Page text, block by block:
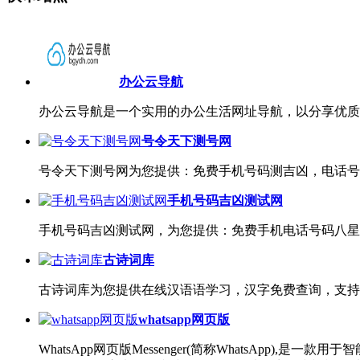
办公云导航
办公云导航是一个实用的办公生活网址导航，以分享优
号令天下测号网
号令天下测号网为您提供：免费手机号码测吉凶，电话
手机号码吉凶测试网
手机号码吉凶测试网，为您提供：免费手机电话号码八
古诗词库
古诗词库为您提供在线汉语语学习，汉字免费查询，支
whatsapp网页版
WhatsApp网页版Messenger(简称WhatsApp),是一款用